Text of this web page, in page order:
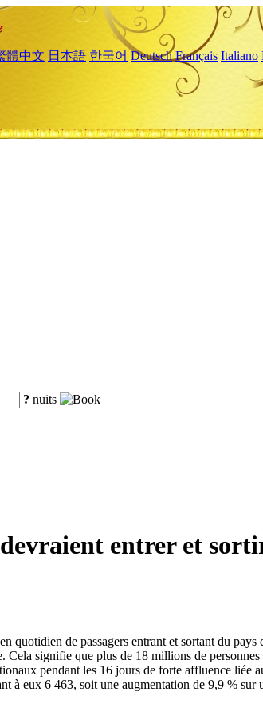
體中文 日本語 한국어 Deutsch Français Italiano
? nuits
entrer et
de passagers entrant et sortant du
signifie que plus de 18 millions de
pendant les 16 jours de forte affluence liée
à eux 6 463, soit une augmentation de 9,9 % sur